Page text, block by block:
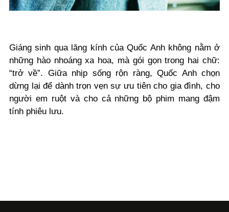
Giáng sinh qua lăng kính của Quốc Anh không nằm ở
những hào nhoáng xa hoa, mà gói gọn trong hai chữ:
“trở về”. Giữa nhịp sống rộn ràng, Quốc Anh chọn
dừng lại để dành trọn vẹn sự ưu tiên cho gia đình, cho
người em ruột và cho cả những bộ phim mang đậm
tính phiêu lưu.